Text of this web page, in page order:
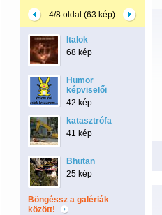
4/8 oldal (63 kép)
Italok
68 kép
Humor
képviselői
42 kép
katasztrófa
41 kép
Bhutan
25 kép
Böngéssz a galériák
között!